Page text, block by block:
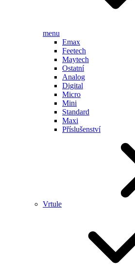
menu
Emax
Feetech
Maytech
Ostatní
Analog
Digital
Micro
Mini
Standard
Maxi
Příslušenství
Vrtule